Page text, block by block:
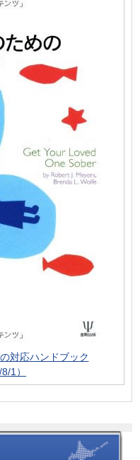
対応ハンドブック
1）